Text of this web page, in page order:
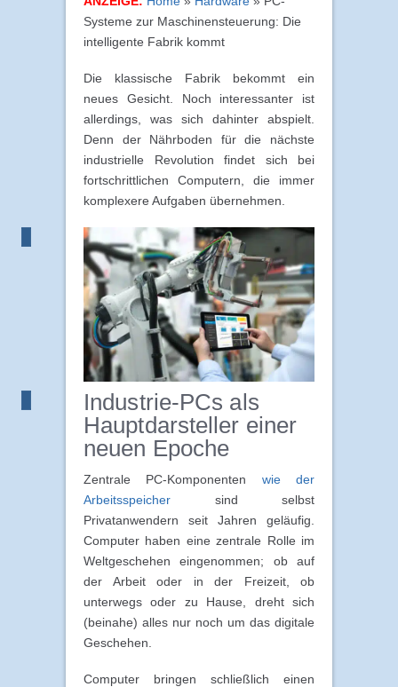
Systeme zur Maschinensteuerung: Die
intelligente Fabrik kommt
Die klassische Fabrik bekommt ein
neues Gesicht. Noch interessanter ist
allerdings, was sich dahinter abspielt.
Denn der Nährboden für die nächste
industrielle Revolution findet sich bei
fortschrittlichen Computern, die immer
komplexere Aufgaben übernehmen.
Industrie-PCs als
Hauptdarsteller einer
neuen Epoche
Zentrale PC-Komponenten wie der
Arbeitsspeicher sind selbst
Privatanwendern seit Jahren geläufig.
Computer haben eine zentrale Rolle im
Weltgeschehen eingenommen; ob auf
der Arbeit oder in der Freizeit, ob
unterwegs oder zu Hause, dreht sich
(beinahe) alles nur noch um das digitale
Geschehen.
Computer bringen schließlich einen